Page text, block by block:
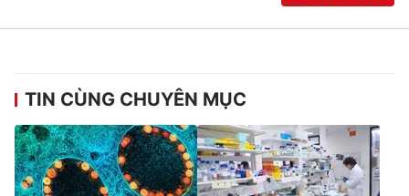
Ðiện thoại Thời báo VTV: 024.66 897 897
Email:toasoan@vtv.vn
Liên hệ quảng cáo:024-7300.7108
TIN CÙNG CHUYÊN MỤC